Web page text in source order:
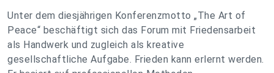
Unter dem diesjährigen Konferenzmotto „The Art of
Peace“ beschäftigt sich das Forum mit Friedensarbeit
als Handwerk und zugleich als kreative
gesellschaftliche Aufgabe. Frieden kann erlernt werden.